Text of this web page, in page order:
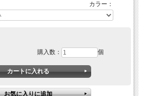
カラー：
購入数： 個